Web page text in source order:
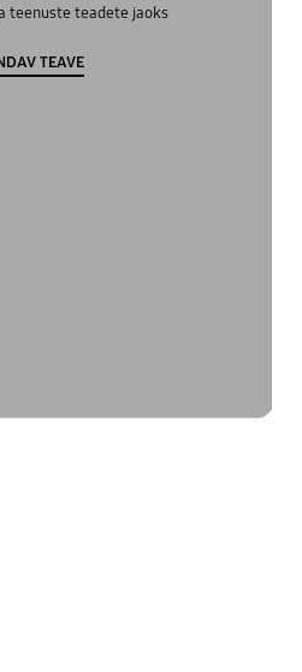
teenuste teadete jaoks
TEAVE